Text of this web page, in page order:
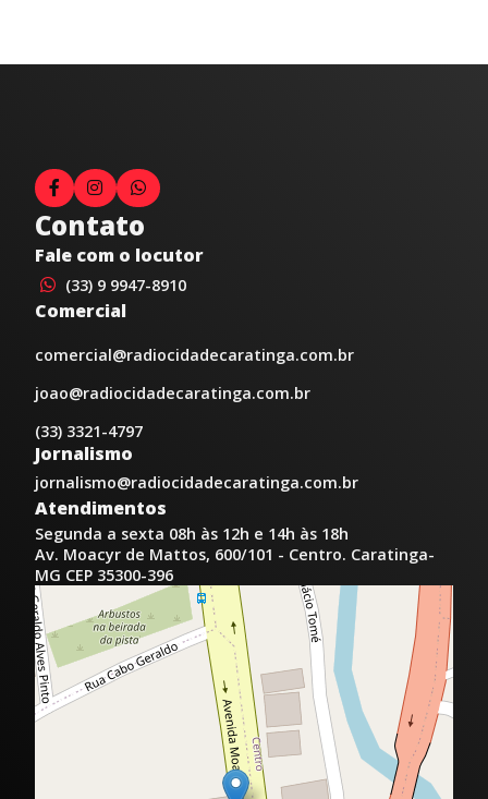
Contato
Fale com o locutor
(33) 9 9947-8910
Comercial
comercial@radiocidadecaratinga.com.br
joao@radiocidadecaratinga.com.br
(33) 3321-4797
Jornalismo
jornalismo@radiocidadecaratinga.com.br
Atendimentos
Segunda a sexta 08h às 12h e 14h às 18h
Av. Moacyr de Mattos, 600/101 - Centro. Caratinga-
MG CEP 35300-396